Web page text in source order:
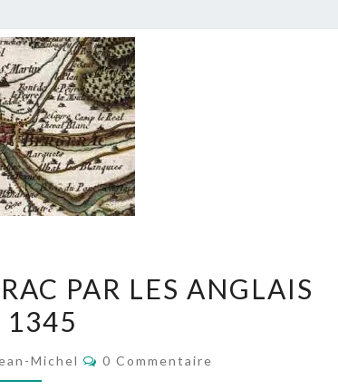
SIÈGE
DE
PAR
PAR LES ANGLAIS
1345
Michel Commentaires
0 Commentaire